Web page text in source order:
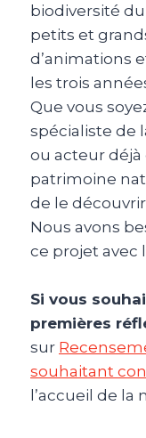
biodiversité
petits et
d’animations
les trois
Que vous
spécialiste de
ou acteur déjà
patrimoine
de le
Nous avons
ce projet avec
Si vous
premières
sur
souhaitant
l’accueil de la